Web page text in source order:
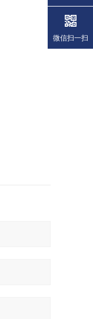
微信扫一扫